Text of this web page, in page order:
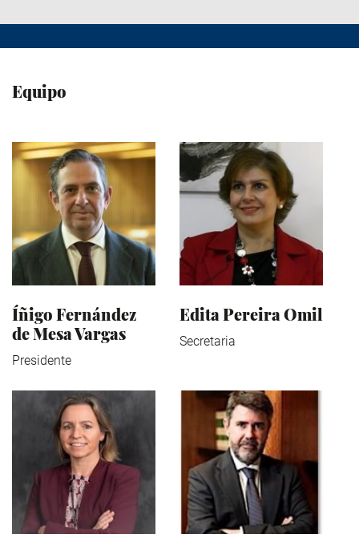
Equipo
Íñigo Fernández
de Mesa Vargas
Presidente
Edita Pereira Omil
Secretaria